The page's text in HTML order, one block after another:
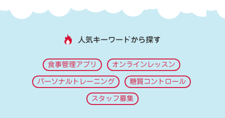
人気キーワードから探す
食事管理アプリ オンラインレッスン
パーソナルトレーニング 糖質コントロール
スタッフ募集